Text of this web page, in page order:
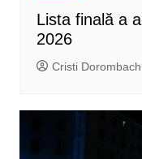
Lista finală a
2026
Cristi Dorombach